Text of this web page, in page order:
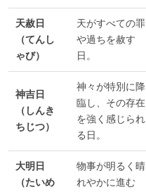
天赦日
（てんし
ゃび）
天がすべての罪
や過ちを赦す
日。
神吉日
（しんき
ちじつ）
神々が特別に降
臨し、その存在
を強く感じられ
る日。
大明日
（たいめ
物事が明るく晴
れやかに進む